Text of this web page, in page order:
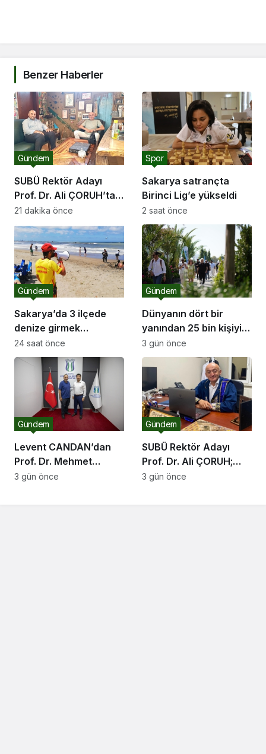
Benzer Haberler
SUBÜ Rektör Adayı
Prof. Dr. Ali ÇORUH’tan
LC Haber Ajansı’na
ziyaret
Gündem
21 dakika önce
Sakarya satrançta
Birinci Lig’e yükseldi
Spor
2 saat önce
Sakarya’da 3 ilçede
denize girmek
yasaklandı
Gündem
24 saat önce
Dünyanın dört bir
yanından 25 bin kişiyi
ağırlayacak dev fuar
için geri sayım
Gündem
3 gün önce
Levent CANDAN’dan
Prof. Dr. Mehmet
SARIBIYIK’a vefa
Gündem
3 gün önce
SUBÜ Rektör Adayı
Prof. Dr. Ali ÇORUH;
“Sakarya’ya değer
Gündem
3 gün önce